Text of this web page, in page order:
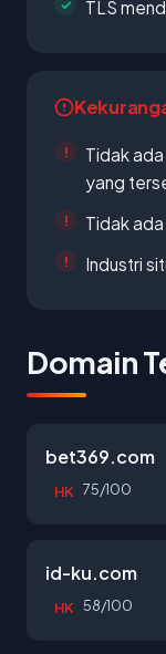
TLS
Tidak
yang
Tidak
Industri
Domain
bet369.com
HK 75/100
id-ku.com
HK 58/100